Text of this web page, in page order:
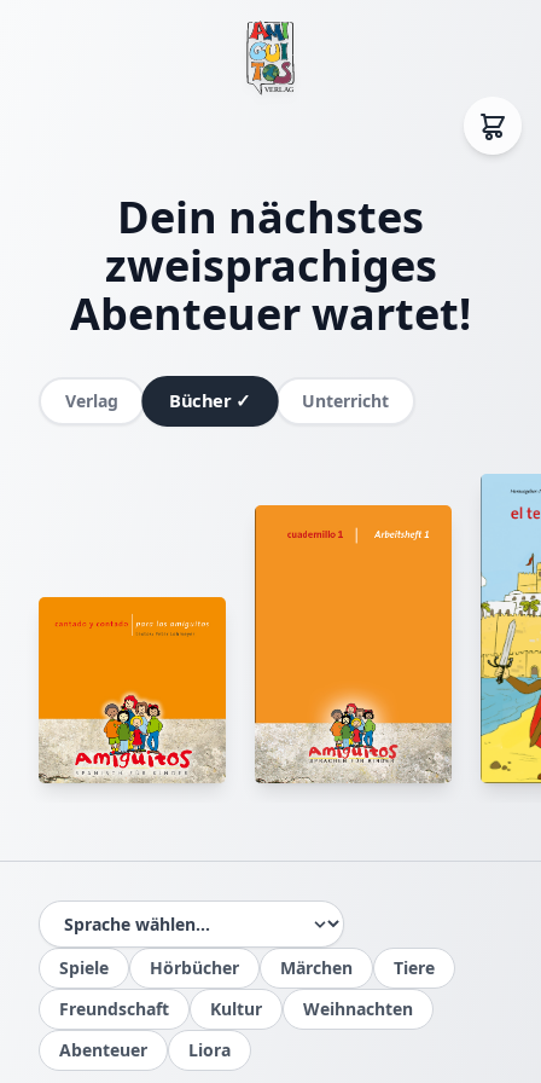
Dein nächstes
zweisprachiges
Abenteuer wartet!
Verlag Bücher ✓ Unterricht
Spiele Hörbücher Märchen
Tiere
Freundschaft
Kultur
Weihnachten
Abenteuer
Liora
EXTRAS & MATERIAL
Lösungen
PDF